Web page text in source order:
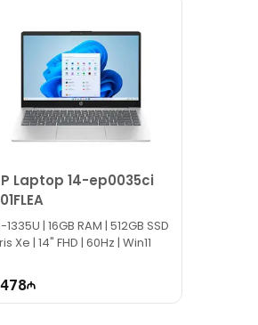
поддержку на нашем
Laptop 14-ep0035ci
1335U | 16GB RAM | 512GB SSD
Xe | 14" FHD | 60Hz | Win11